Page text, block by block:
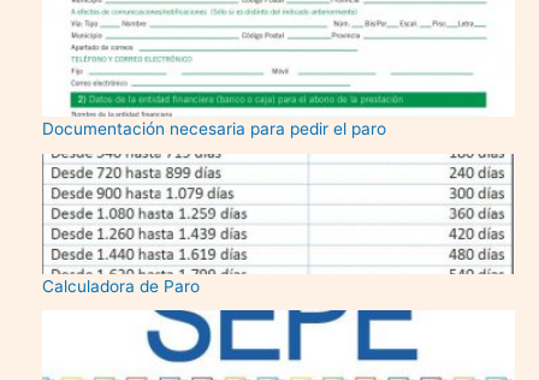
Documentación necesaria para pedir el paro
Calculadora de Paro